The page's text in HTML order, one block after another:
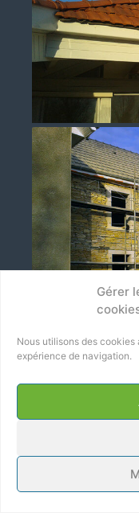
Gérer
Nous utilisons des
expérience de navigation.